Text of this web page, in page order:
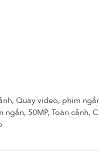
Quay video, phim
50MP, Toàn cảnh,